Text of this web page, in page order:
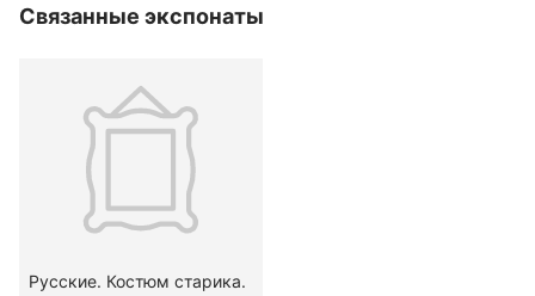
Связанные экспонаты
Русские. Костюм старика.